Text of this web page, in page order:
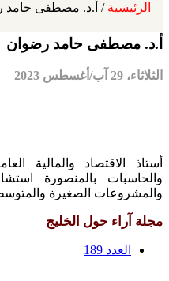
الرئيسية / أ.د. مصطفى حامد
أ.د. مصطفى حامد رضوان
الثلاثاء، 29 آب/أغسطس 2023
أستاذ الاقتصاد والمالية
والحاسبات بالمنصورة
والمشروعات الصغيرة
مجلة آراء حول الخليج
العدد 189